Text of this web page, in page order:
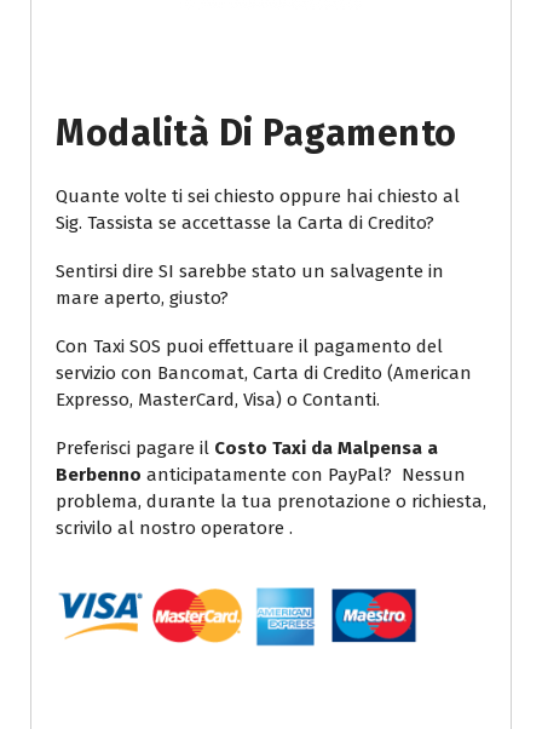
Modalità Di Pagamento
Quante volte ti sei chiesto oppure hai chiesto al
Sig. Tassista se accettasse la Carta di Credito?
Sentirsi dire SI sarebbe stato un salvagente in
mare aperto, giusto?
Con Taxi SOS puoi effettuare il pagamento del
servizio con Bancomat, Carta di Credito (American
Expresso, MasterCard, Visa) o Contanti.
Preferisci pagare il Costo Taxi da Malpensa a
Berbenno anticipatamente con PayPal? Nessun
problema, durante la tua prenotazione o richiesta,
scrivilo al nostro operatore .